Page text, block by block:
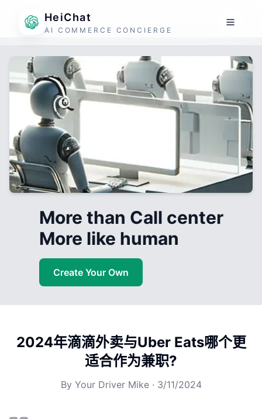
HeiChat
AI COMMERCE CONCIERGE
More than Call center
More like human
Create Your Own
2024年滴滴外卖与Uber Eats哪个更
适合作为兼职?
By Your Driver Mike· 3/11/2024